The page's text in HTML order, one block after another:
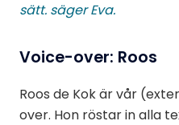
sätt. säger Eva.
Voice-over: Roos
Roos de Kok är vår
over. Hon röstar in alla